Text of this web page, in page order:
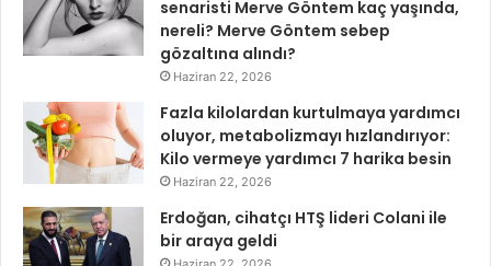
senaristi Merve Göntem kaç yaşında,
nereli? Merve Göntem sebep
gözaltına alındı?
Haziran 22, 2026
Fazla kilolardan kurtulmaya yardımcı
oluyor, metabolizmayı hızlandırıyor:
Kilo vermeye yardımcı 7 harika besin
Haziran 22, 2026
Erdoğan, cihatçı HTŞ lideri Colani ile
bir araya geldi